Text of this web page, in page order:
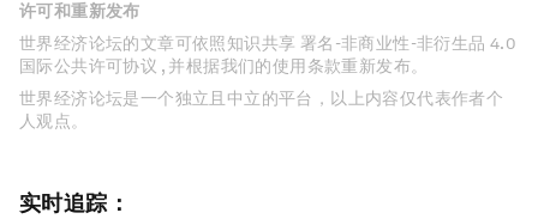
许可和重新发布
世界经济论坛的文章可依照知识共享 署名-非商业性-非衍生品 4.0
国际公共许可协议 , 并根据我们的使用条款重新发布。
世界经济论坛是一个独立且中立的平台，以上内容仅代表作者个
人观点。
实时追踪：